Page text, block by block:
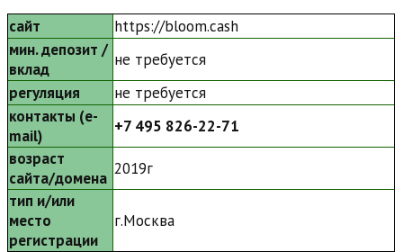
сайт
https://bloom.cash
мин. депозит /
вклад
не требуется
регуляция
не требуется
контакты (e-
mail)
+7 495 826-22-71
возраст
сайта/домена 2019г
тип и/или
место
регистрации
г.Москва